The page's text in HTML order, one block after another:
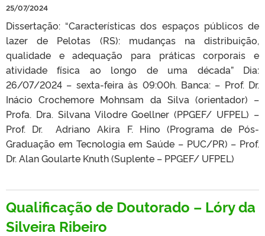
25/07/2024
Dissertação: “Características dos espaços públicos de
lazer de Pelotas (RS): mudanças na distribuição,
qualidade e adequação para práticas corporais e
atividade física ao longo de uma década” Dia:
26/07/2024 – sexta-feira às 09:00h. Banca: – Prof. Dr.
Inácio Crochemore Mohnsam da Silva (orientador) –
Profa. Dra. Silvana Vilodre Goellner (PPGEF/ UFPEL) –
Prof. Dr. Adriano Akira F. Hino (Programa de Pós-
Graduação em Tecnologia em Saúde – PUC/PR) – Prof.
Dr. Alan Goularte Knuth (Suplente – PPGEF/ UFPEL)
Qualificação de Doutorado – Lóry da
Silveira Ribeiro